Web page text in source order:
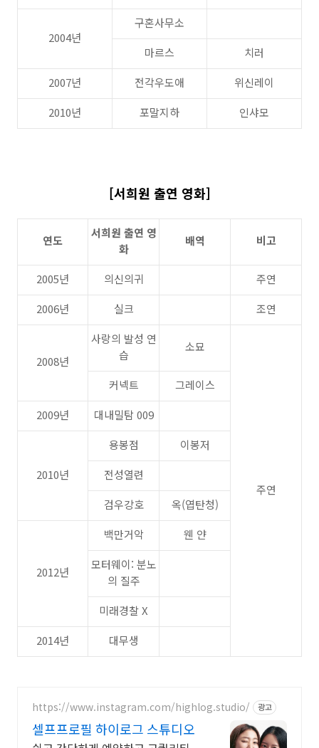
2004년
구혼사무소
마르스
치러
2007년
전각우도애
위신레이
2010년
포말지하 인샤모
[서희원 출연 영화]
연도
서희원 출연 영
화
배역 비고
2005년 의신의귀
주연
2006년
실크 조연
2008년
사랑의 발성 연
습
소묘
주연
커넥트
그레이스
2009년
대내밀탐 009
2010년
용봉점
이봉저
전성열련
검우강호
옥(엽탄청)
2012년
백만거악
웬 얀
모터웨이: 분노
의 질주
미래경찰 X
2014년
대무생
https://www.instagram.com/highlog.studio/ 광고
셀프프로필 하이로그 스튜디오